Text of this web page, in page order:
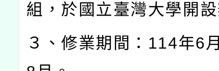
組，於國立臺灣大學開
３、修業期間： 114年6